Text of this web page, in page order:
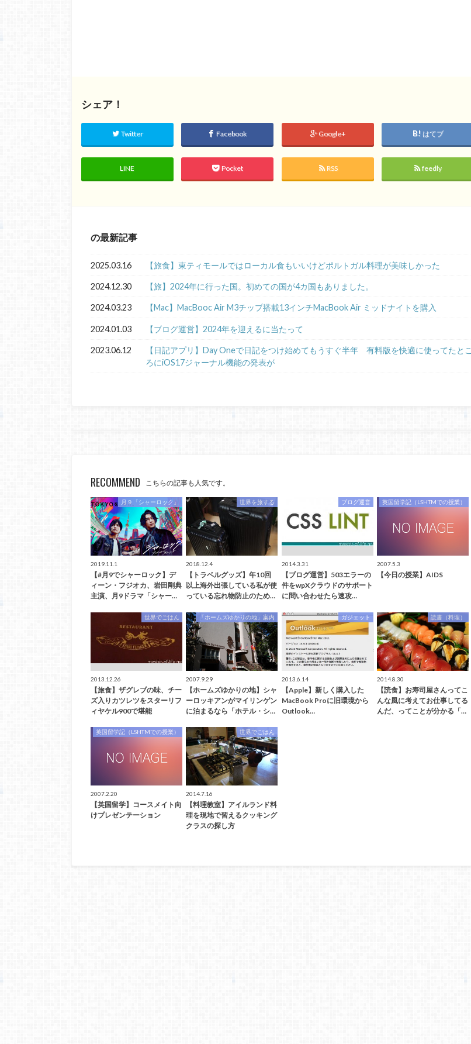
シェア！
Twitter Facebook Google+ はてブ
LINE Pocket RSS feedly
の最新記事
2025.03.16 【旅食】東ティモールではローカル食もいいけどポルトガル料理が美味しかった
2024.12.30 【旅】2024年に行った国。初めての国が4カ国もありました。
2024.03.23 【Mac】MacBooc Air M3チップ搭載13インチMacBook Air ミッドナイトを購入
2024.01.03 【ブログ運営】2024年を迎えるに当たって
2023.06.12
【日記アプリ】Day Oneで日記をつけ始めてもうすぐ半年 有料版を快適に使ってたとこ
ろにiOS17ジャーナル機能の発表が
RECOMMEND こちらの記事も人気です。
月９「シャーロック」
2019.11.1
【#月9でシャーロック】デ
ィーン・フジオカ、岩田剛典
主演、月9ドラマ「シャー…
世界を旅する
2018.12.4
【トラベルグッズ】年10回
以上海外出張している私が使
っている忘れ物防止のため…
ブログ運営
2014.3.31
【ブログ運営】503エラーの
件をwpXクラウドのサポート
に問い合わせたら速攻…
英国留学記（LSHTMでの授業）
2007.5.3
【今日の授業】AIDS
世界でごはん
2013.12.26
【旅食】ザグレブの味、チー
ズ入りカツレツをスターリフ
ィヤケル900で堪能
「ホームズゆかりの地」案内
2007.9.29
【ホームズゆかりの地】シャ
ーロッキアンがマイリンゲン
に泊まるなら「ホテル・シ…
ガジェット
2013.6.14
【Apple】新しく購入した
MacBook Proに旧環境から
Outlook…
読書（料理）
2014.8.30
【読食】お寿司屋さんってこ
んな風に考えてお仕事してる
んだ、ってことが分かる「…
英国留学記（LSHTMでの授業）
2007.2.20
【英国留学】コースメイト向
けプレゼンテーション
世界でごはん
2014.7.16
【料理教室】アイルランド料
理を現地で習えるクッキング
クラスの探し方